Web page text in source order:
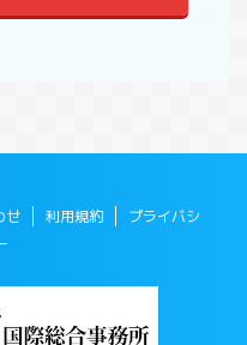
せ 利用規約
プライバシ